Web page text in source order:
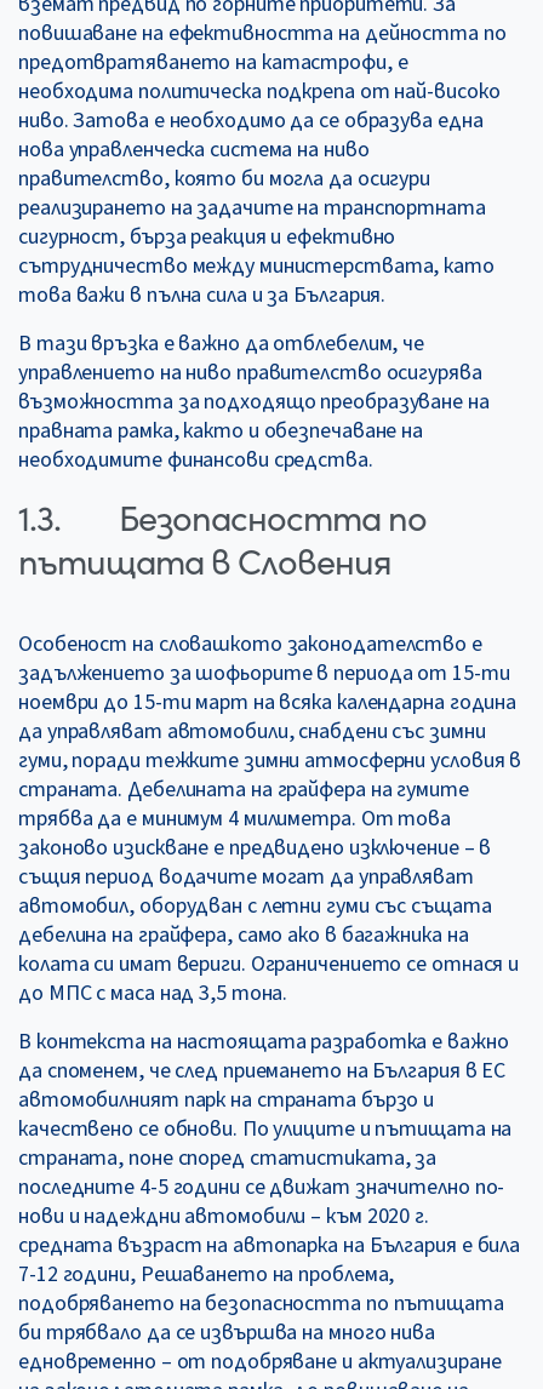
повишаване на ефективността на дейността по
предотвратяването на катастрофи, е
необходима политическа подкрепа от най-високо
ниво. Затова е необходимо да се образува една
нова управленческа система на ниво
правителство, която би могла да осигури
реализирането на задачите на транспортната
сигурност, бърза реакция и ефективно
сътрудничество между министерствата, като
това важи в пълна сила и за България.
В тази връзка е важно да отблебелим, че
управлението на ниво правителство осигурява
възможността за подходящо преобразуване на
правната рамка, както и обезпечаване на
необходимите финансови средства.
1.3. Безопасността по
пътищата в Словения
Особеност на словашкото законодателство е
задължението за шофьорите в периода от 15-ти
ноември до 15-ти март на всяка календарна година
да управляват автомобили, снабдени със зимни
гуми, поради тежките зимни атмосферни условия в
страната. Дебелината на грайфера на гумите
трябва да е минимум 4 милиметра. От това
законово изискване е предвидено изключение – в
същия период водачите могат да управляват
автомобил, оборудван с летни гуми със същата
дебелина на грайфера, само ако в багажника на
колата си имат вериги. Ограничението се отнася и
до МПС с маса над 3,5 тона.
В контекста на настоящата разработка е важно
да споменем, че след приемането на България в ЕС
автомобилният парк на страната бързо и
качествено се обнови. По улиците и пътищата на
страната, поне според статистиката, за
последните 4-5 години се движат значително по-
нови и надеждни автомобили – към 2020 г.
средната възраст на автопарка на България е била
7-12 години, Решаването на проблема,
подобряването на безопасността по пътищата
би трябвало да се извършва на много нива
едновременно – от подобряване и актуализиране